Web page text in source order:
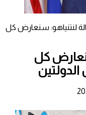
لنتنياهو: سنعارض كل
كل